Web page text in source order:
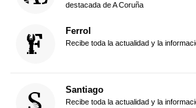
destacada de A Coruña
Ferrol
Recibe toda la actualidad y la
Santiago
Recibe toda la actualidad y la